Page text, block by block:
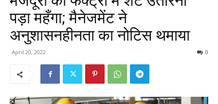
पड़ा महँगा; मैनेजमेंट ने
अनुशासनहीनता का नोटिस थमाया
April 20, 2022 0